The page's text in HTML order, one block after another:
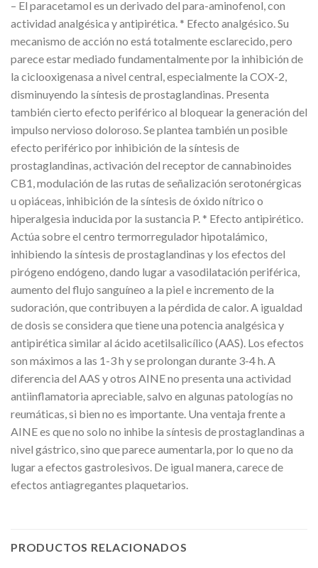
– El paracetamol es un derivado del para-aminofenol, con
actividad analgésica y antipirética. * Efecto analgésico. Su
mecanismo de acción no está totalmente esclarecido, pero
parece estar mediado fundamentalmente por la inhibición de
la ciclooxigenasa a nivel central, especialmente la COX-2,
disminuyendo la síntesis de prostaglandinas. Presenta
también cierto efecto periférico al bloquear la generación del
impulso nervioso doloroso. Se plantea también un posible
efecto periférico por inhibición de la síntesis de
prostaglandinas, activación del receptor de cannabinoides
CB1, modulación de las rutas de señalización serotonérgicas
u opiáceas, inhibición de la síntesis de óxido nítrico o
hiperalgesia inducida por la sustancia P. * Efecto antipirético.
Actúa sobre el centro termorregulador hipotalámico,
inhibiendo la síntesis de prostaglandinas y los efectos del
pirógeno endógeno, dando lugar a vasodilatación periférica,
aumento del flujo sanguíneo a la piel e incremento de la
sudoración, que contribuyen a la pérdida de calor. A igualdad
de dosis se considera que tiene una potencia analgésica y
antipirética similar al ácido acetilsalicílico (AAS). Los efectos
son máximos a las 1-3 h y se prolongan durante 3-4 h. A
diferencia del AAS y otros AINE no presenta una actividad
antiinflamatoria apreciable, salvo en algunas patologías no
reumáticas, si bien no es importante. Una ventaja frente a
AINE es que no solo no inhibe la síntesis de prostaglandinas a
nivel gástrico, sino que parece aumentarla, por lo que no da
lugar a efectos gastrolesivos. De igual manera, carece de
efectos antiagregantes plaquetarios.
PRODUCTOS RELACIONADOS